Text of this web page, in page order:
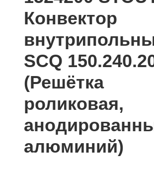
Конвектор
SCQ
(Решётка
роликовая,
алюминий)